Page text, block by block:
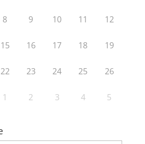
8 9 10 11 12
15 16 17 18 19
22 23 24 25 26
1 2 3 4 5